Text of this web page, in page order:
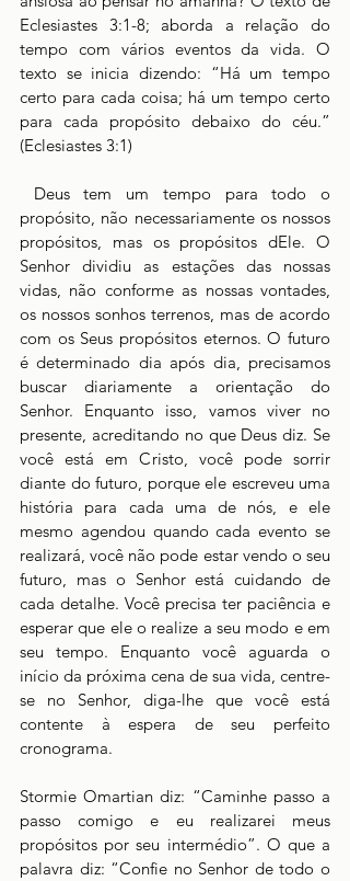
Eclesiastes 3:1-8; aborda a relação do
tempo com vários eventos da vida. O
texto se inicia dizendo: “Há um tempo
certo para cada coisa; há um tempo certo
para cada propósito debaixo do céu.”
(Eclesiastes 3:1)
propósito, não necessariamente os nossos
propósitos, mas os propósitos dEle. O
Senhor dividiu as estações das nossas
vidas, não conforme as nossas vontades,
os nossos sonhos terrenos, mas de acordo
com os Seus propósitos eternos. O futuro
é determinado dia após dia, precisamos
buscar diariamente a orientação do
Senhor. Enquanto isso, vamos viver no
presente, acreditando no que Deus diz. Se
você está em Cristo, você pode sorrir
diante do futuro, porque ele escreveu uma
história para cada uma de nós, e ele
mesmo agendou quando cada evento se
realizará, você não pode estar vendo o seu
futuro, mas o Senhor está cuidando de
cada detalhe. Você precisa ter paciência e
esperar que ele o realize a seu modo e em
seu tempo. Enquanto você aguarda o
início da próxima cena de sua vida, centre-
se no Senhor, diga-lhe que você está
contente à espera de seu perfeito
cronograma.
Stormie Omartian diz: “Caminhe passo a
passo comigo e eu realizarei meus
propósitos por seu intermédio”. O que a
palavra diz: “Confie no Senhor de todo o